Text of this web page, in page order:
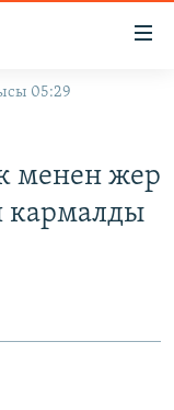
05:29
менен жер
кармалды